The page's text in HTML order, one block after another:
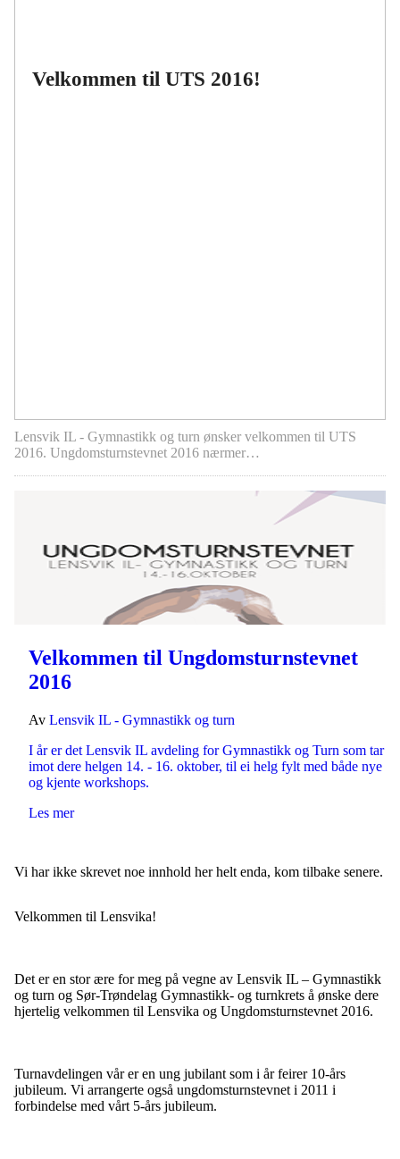
Velkommen til UTS 2016!
Lensvik IL - Gymnastikk og turn ønsker velkommen til UTS
2016. Ungdomsturnstevnet 2016 nærmer…
Velkommen til Ungdomsturnstevnet
2016
Av Lensvik IL - Gymnastikk og turn
I år er det Lensvik IL avdeling for Gymnastikk og Turn som tar
imot dere helgen 14. - 16. oktober, til ei helg fylt med både nye
og kjente workshops.
Les mer
Vi har ikke skrevet noe innhold her helt enda, kom tilbake senere.
Velkommen til Lensvika!
Det er en stor ære for meg på vegne av Lensvik IL – Gymnastikk
og turn og Sør-Trøndelag Gymnastikk- og turnkrets å ønske dere
hjertelig velkommen til Lensvika og Ungdomsturnstevnet 2016.
Turnavdelingen vår er en ung jubilant som i år feirer 10-års
jubileum. Vi arrangerte også ungdomsturnstevnet i 2011 i
forbindelse med vårt 5-års jubileum.